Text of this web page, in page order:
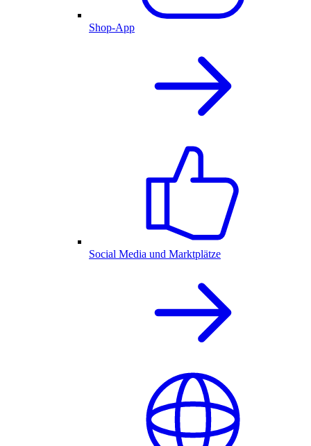
Shop-App
Social Media und Marktplätze